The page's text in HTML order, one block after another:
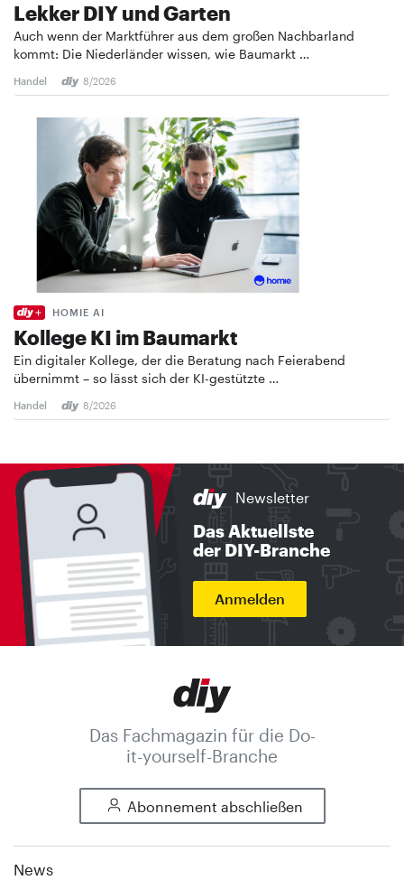
Lekker DIY und Garten
Auch wenn der Marktführer aus dem großen Nachbarland
kommt: Die Niederländer wissen, wie Baumarkt …
Handel 8/2026
HOMIE AI
Kollege KI im Baumarkt
Ein digitaler Kollege, der die Beratung nach Feierabend
übernimmt – so lässt sich der KI-gestützte …
Handel 8/2026
Newsletter
Das Aktuellste
der DIY-Branche
Anmelden
Das Fachmagazin für die Do-
it-yourself-Branche
Abonnement abschließen
News